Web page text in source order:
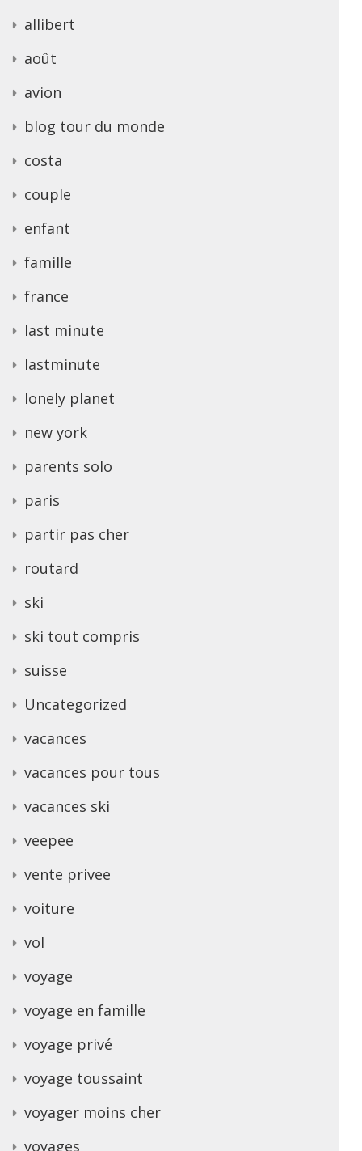
allibert
août
avion
blog tour du monde
costa
couple
enfant
famille
france
last minute
lastminute
lonely planet
new york
parents solo
paris
partir pas cher
routard
ski
ski tout compris
suisse
Uncategorized
vacances
vacances pour tous
vacances ski
veepee
vente privee
voiture
vol
voyage
voyage en famille
voyage privé
voyage toussaint
voyager moins cher
voyages